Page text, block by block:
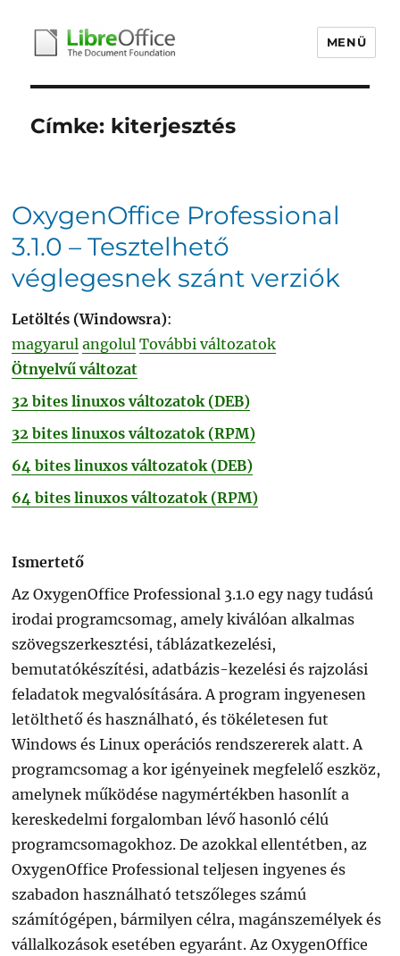
libreoffice.hu
MENÜ
Címke: kiterjesztés
OxygenOffice Professional
3.1.0 – Tesztelhető
véglegesnek szánt verziók
Letöltés (Windowsra):
magyarul angolul További változatok
Ötnyelvű változat
32 bites linuxos változatok (DEB)
32 bites linuxos változatok (RPM)
64 bites linuxos változatok (DEB)
64 bites linuxos változatok (RPM)
Ismertető
Az OxygenOffice Professional 3.1.0 egy nagy tudású
irodai programcsomag, amely kiválóan alkalmas
szövegszerkesztési, táblázatkezelési,
bemutatókészítési, adatbázis-kezelési és rajzolási
feladatok megvalósítására. A program ingyenesen
letölthető és használható, és tökéletesen fut
Windows és Linux operációs rendszererek alatt. A
programcsomag a kor igényeinek megfelelő eszköz,
amelynek működése nagymértékben hasonlít a
kereskedelmi forgalomban lévő hasonló célú
programcsomagokhoz. De azokkal ellentétben, az
OxygenOffice Professional teljesen ingyenes és
szabadon használható tetszőleges számú
számítógépen, bármilyen célra, magánszemélyek és
vállalkozások esetében egyaránt. Az OxygenOffice